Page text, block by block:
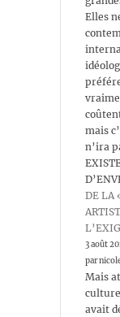
Elles
mais
n’ira
DE LA
3 août
par
Mais
avait